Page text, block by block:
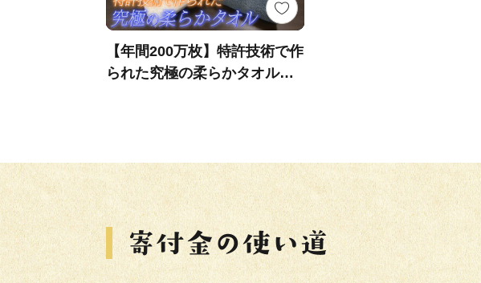
【年間200万枚】特許技術で作
られた究極の柔らかタオル